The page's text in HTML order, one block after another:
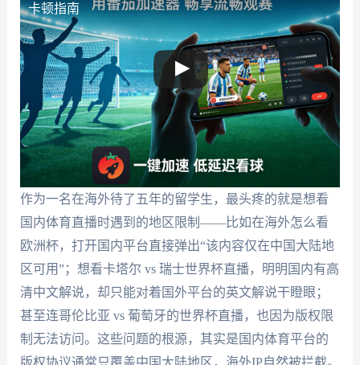
卡顿指南
作为一名在海外待了五年的留学生，最头疼的就是想看
国内体育直播时遇到的地区限制——比如在海外怎么看
欧洲杯，打开国内平台直接弹出“该内容仅在中国大陆地
区可用”；想看卡塔尔 vs 瑞士世界杯直播，明明国内有高
清中文解说，却只能对着国外平台的英文解说干瞪眼；
甚至连哥伦比亚 vs 葡萄牙的世界杯直播，也因为版权限
制无法访问。这些问题的根源，其实是国内体育平台的
版权协议通常只覆盖中国大陆地区，海外IP自然被拦截。